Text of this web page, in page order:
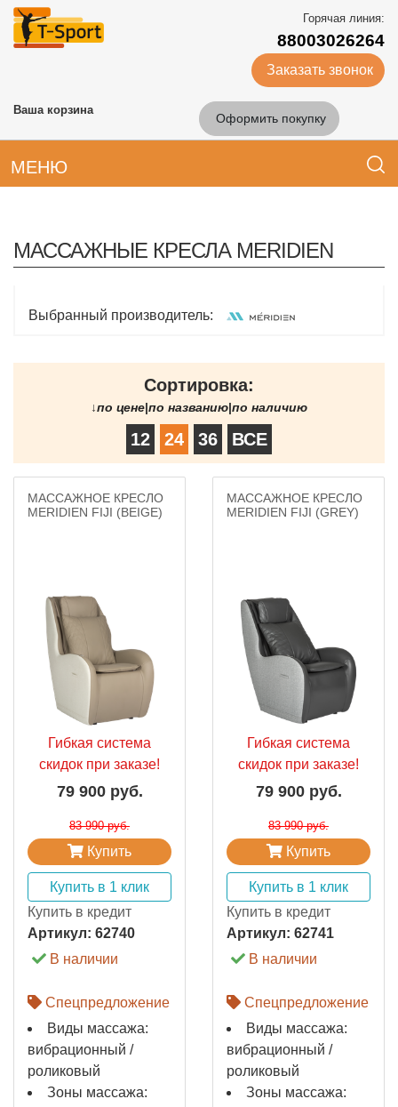
Горячая линия:
88003026264
Заказать звонок
Ваша корзина
Оформить покупку
МЕНЮ
МАССАЖНЫЕ КРЕСЛА MERIDIEN
Выбранный производитель:
Сортировка:
↓по цене|по названию|по наличию
12 24 36 ВСЕ
МАССАЖНОЕ КРЕСЛО
MERIDIEN FIJI (BEIGE)
Гибкая система
скидок при заказе!
79 900 руб.
83 990 руб.
Купить
Купить в 1 клик
Купить в кредит
Артикул: 62740
В наличии
Спецпредложение
Виды массажа:
вибрационный /
роликовый
Зоны массажа:
МАССАЖНОЕ КРЕСЛО
MERIDIEN FIJI (GREY)
Гибкая система
скидок при заказе!
79 900 руб.
83 990 руб.
Купить
Купить в 1 клик
Купить в кредит
Артикул: 62741
В наличии
Спецпредложение
Виды массажа:
вибрационный /
роликовый
Зоны массажа: